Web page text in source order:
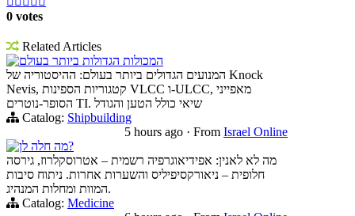
0 votes
Related Articles
המכולות הגדולות ביותר בעולם
המנועים הגדולים ביותר בעולם: ההיסטוריה של Knock
Nevis, קטגוריות הספינות VLCC ו-ULCC, מאפייני
הסופר-נוטרים TI. שיאי כולל הטען והגודל
Catalog: Shipbuilding
5 hours ago · From Israel Online
מה חלה לן?
מה לא לאנין: אפידיאוגרפיה רשמית – אטרוסקלרוז, גירסה
חלופית – ניאורקסיפיליס והשערות אחרות. ניתוח סיבות
המוות ומחלות המנהיג.
Catalog: Medicine